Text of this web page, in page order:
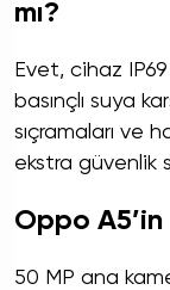
mı?
Evet, cihaz
basınçlı suya
sıçramaları ve
ekstra güvenlik
Oppo A5’in
50 MP ana